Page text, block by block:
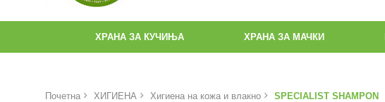
ХРАНА ЗА КУЧИЊА ХРАНА ЗА МАЧКИ
Почетна ХИГИЕНА Хигиена на кожа и влакно SPECIALIST SHAMPON